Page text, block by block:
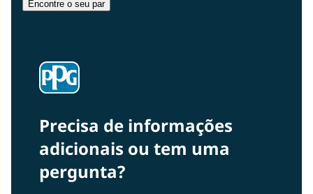
Encontre o seu par
Precisa de informações
adicionais ou tem uma
pergunta?